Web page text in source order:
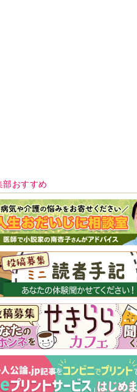
号 好評発売中！
実家の処分
の棲家まで
る？60代か
モンダイ
最新号